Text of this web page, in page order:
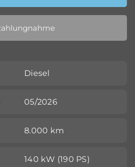
Diesel
05/2026
8.000 km
140 kW (190 PS)